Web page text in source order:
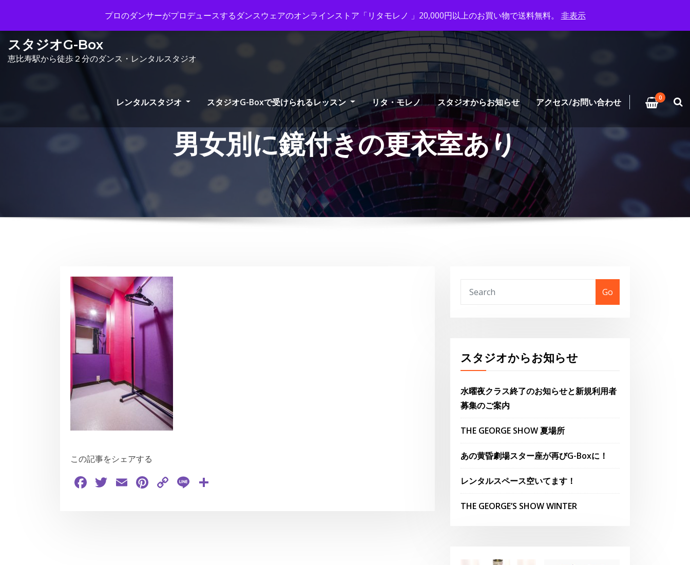
Mon - Sun 10.00 - 23.00 info@gbox-tango.com +03-6231-0170
スタジオG-Box
恵比寿駅から徒歩２分のダンス・レンタルスタジオ
レンタルスタジオ スタジオG-Boxで受けられるレッスン リタ・モレノ スタジオからお知らせ アクセス/お問い合わせ 0
男女別に鏡付きの更衣室あり
この記事をシェアする
Facebook
Twitter
EmailPinterest
Copy
Line
Go
スタジオからお知らせ
水曜夜クラス終了のお知らせと新規利用者
募集のご案内
THE GEORGE SHOW 夏場所
あの黄昏劇場スター座が再びG-Boxに！
レンタルスペース空いてます！
THE GEORGE’S SHOW WINTER
プロのダンサーがプロデュースするダンスウェアのオンラインストア「リタモレノ 」20,000円以上のお買い物で送料無料。 非表示